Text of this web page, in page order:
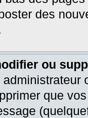
des
ou
que